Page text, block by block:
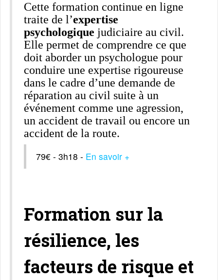
Cette formation continue en ligne
traite de l’expertise
psychologique judiciaire au civil.
Elle permet de comprendre ce que
doit aborder un psychologue pour
conduire une expertise rigoureuse
dans le cadre d’une demande de
réparation au civil suite à un
événement comme une agression,
un accident de travail ou encore un
accident de la route.
79€ - 3h18 - En savoir +
Formation sur la
résilience, les
facteurs de risque et